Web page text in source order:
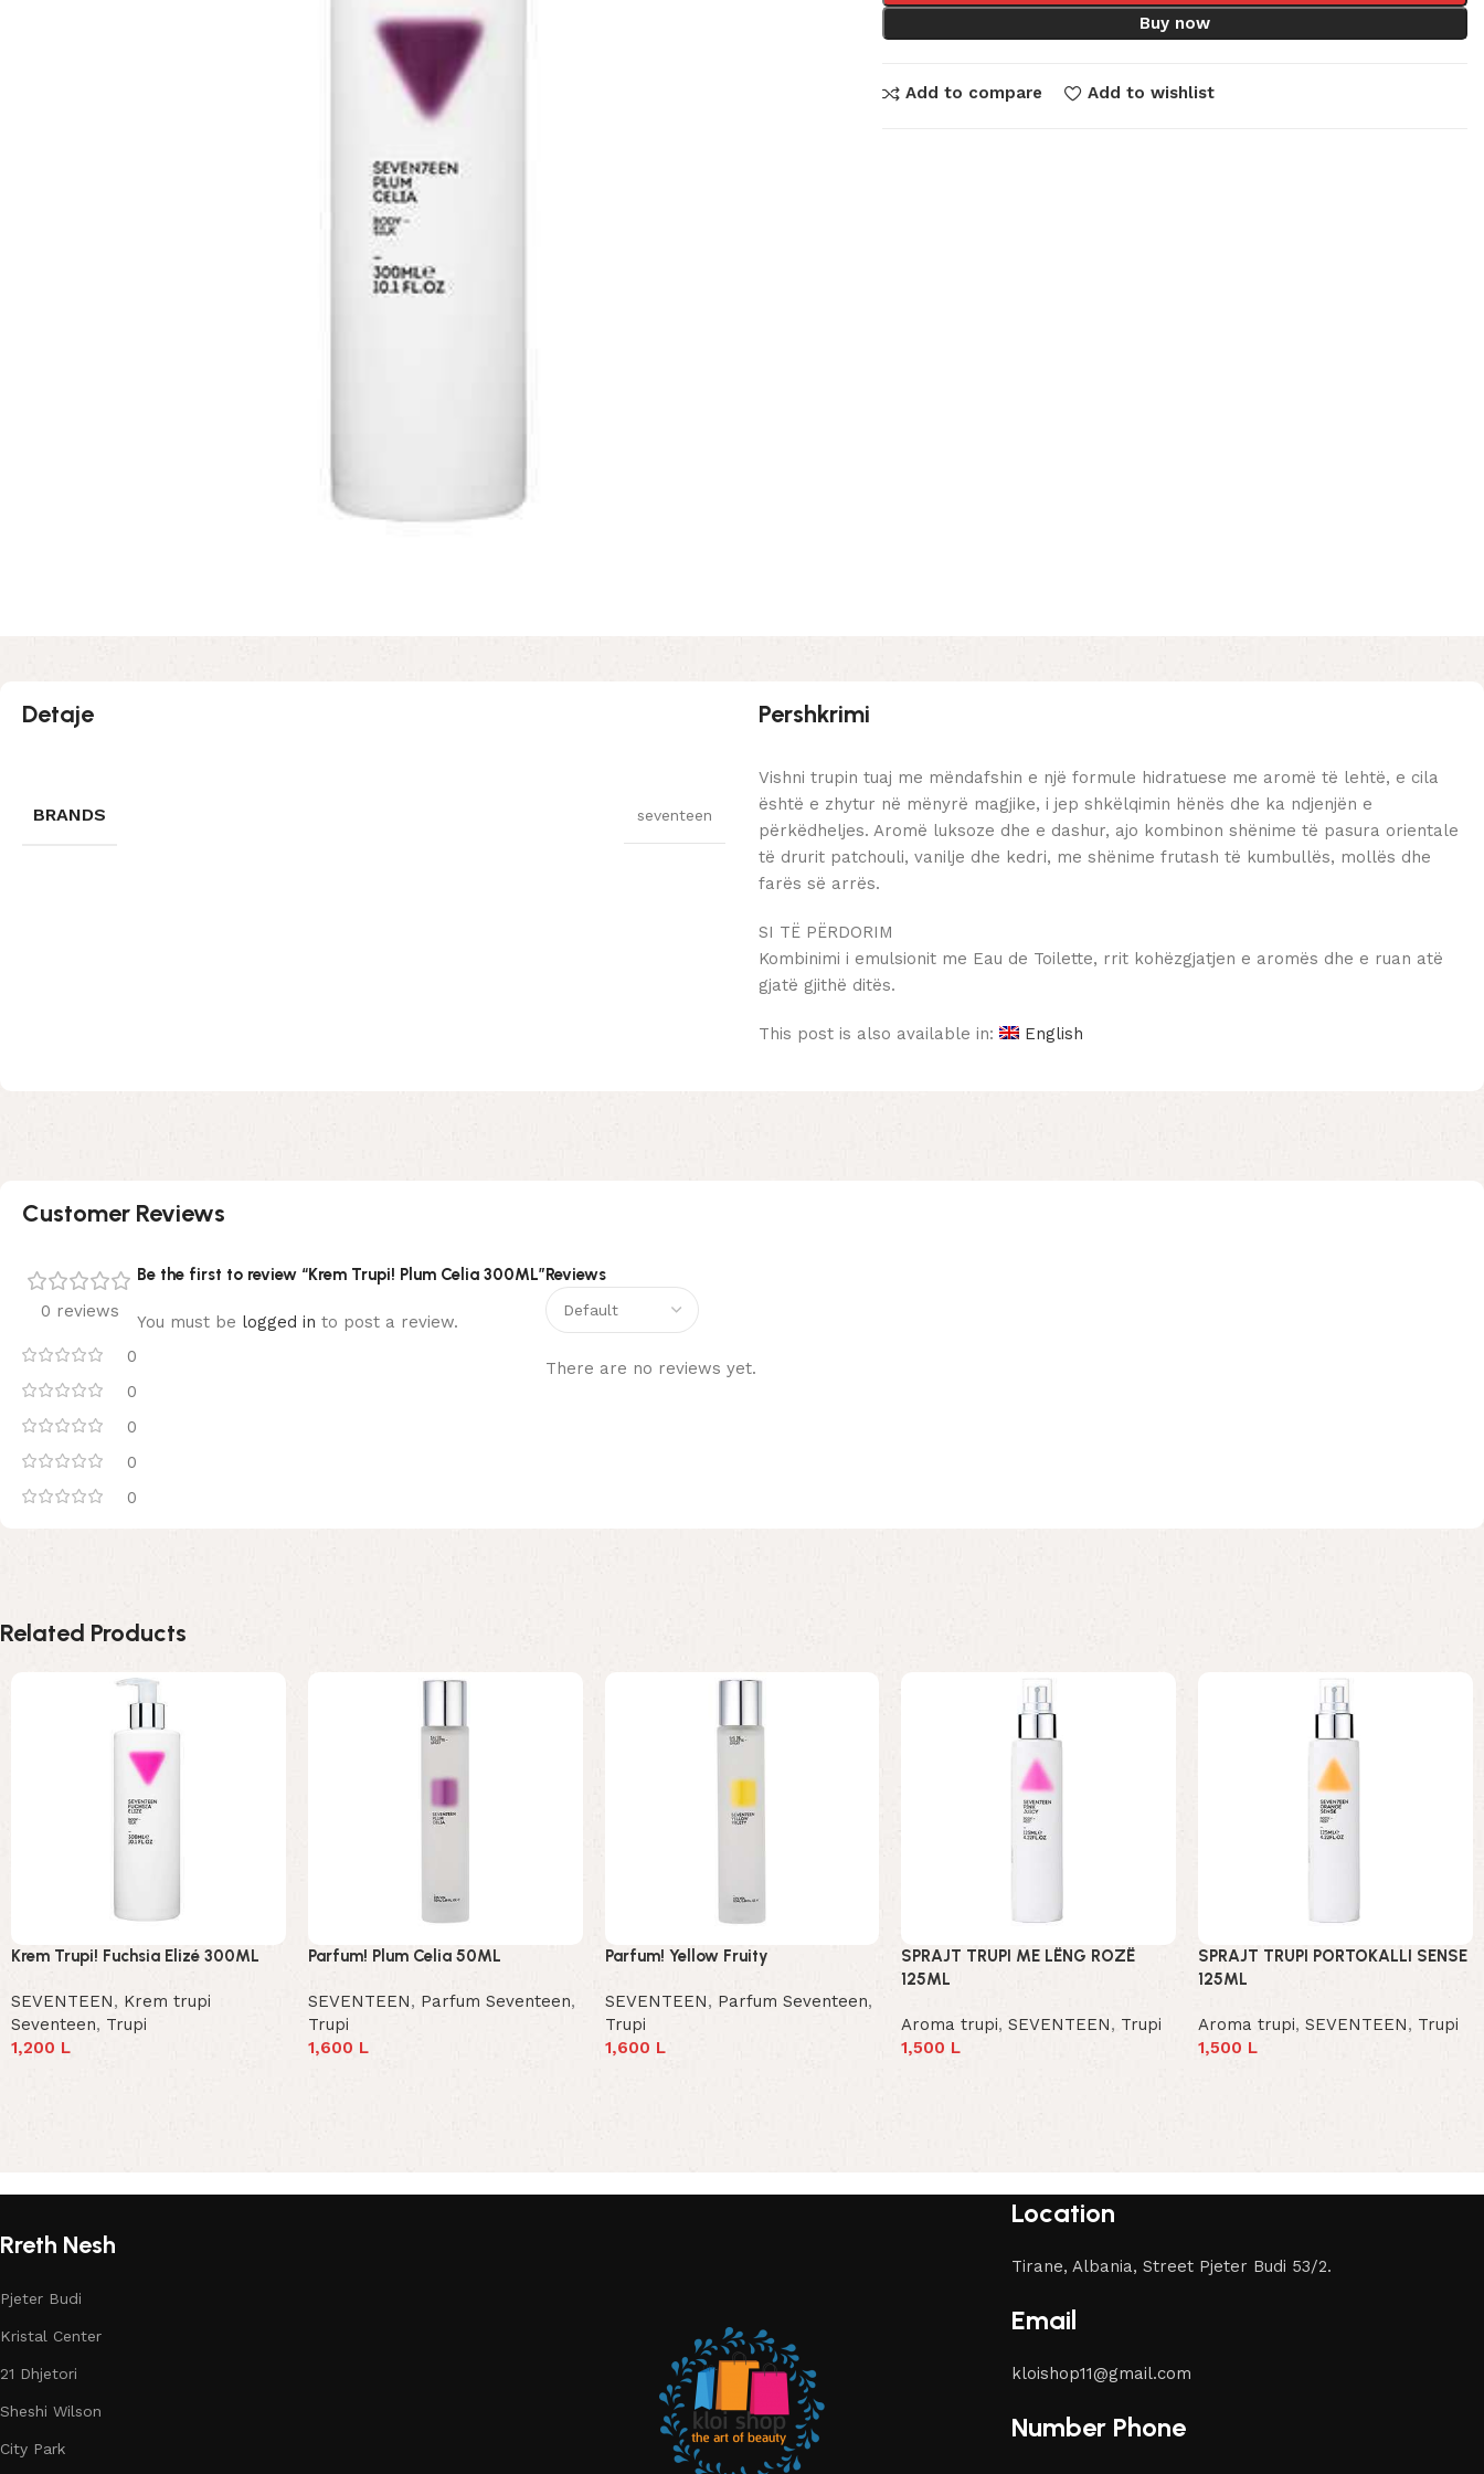
Buy now
Add to compare Add to wishlist
Detaje
BRANDS seventeen
Pershkrimi
Vishni trupin tuaj me mëndafshin e një formule hidratuese me aromë të lehtë, e cila
është e zhytur në mënyrë magjike, i jep shkëlqimin hënës dhe ka ndjenjën e
përkëdheljes. Aromë luksoze dhe e dashur, ajo kombinon shënime të pasura orientale
të drurit patchouli, vanilje dhe kedri, me shënime frutash të kumbullës, mollës dhe
farës së arrës.
SI TË PËRDORIM
Kombinimi i emulsionit me Eau de Toilette, rrit kohëzgjatjen e aromës dhe e ruan atë
gjatë gjithë ditës.
This post is also available in: English
Customer Reviews
0 reviews
0
0
0
0
0
Reviews
There are no reviews yet.
Be the first to review “Krem Trupi! Plum Celia 300ML”
You must be logged in to post a review.
Related Products
Krem Trupi! Fuchsia Elizé 300ML
SEVENTEEN, Krem trupi
Seventeen, Trupi
1,200 L
Parfum! Plum Celia 50ML
SEVENTEEN, Parfum Seventeen,
Trupi
1,600 L
Parfum! Yellow Fruity
SEVENTEEN, Parfum Seventeen,
Trupi
1,600 L
SPRAJT TRUPI ME LËNG ROZË
125ML
Aroma trupi,SEVENTEEN, Trupi
1,500 L
SPRAJT TRUPI PORTOKALLI SENSE
125ML
Aroma trupi,SEVENTEEN, Trupi
1,500 L
Rreth Nesh
Pjeter Budi
Kristal Center
21 Dhjetori
Sheshi Wilson
City Park
Location
Tirane, Albania, Street Pjeter Budi 53/2.
Email
kloishop11@gmail.com
Number Phone